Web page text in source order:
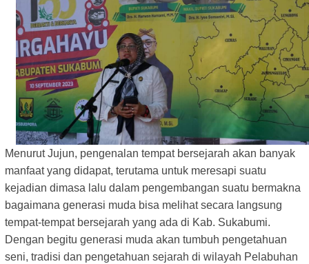
Menurut Jujun, pengenalan tempat bersejarah akan banyak
manfaat yang didapat, terutama untuk meresapi suatu
kejadian dimasa lalu dalam pengembangan suatu bermakna
bagaimana generasi muda bisa melihat secara langsung
tempat-tempat bersejarah yang ada di Kab. Sukabumi.
Dengan begitu generasi muda akan tumbuh pengetahuan
seni, tradisi dan pengetahuan sejarah di wilayah Pelabuhan